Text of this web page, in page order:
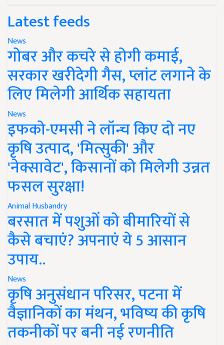
Latest feeds
News
गोबर और कचरे से होगी कमाई,
सरकार खरीदेगी गैस, प्लांट लगाने के
लिए मिलेगी आर्थिक सहायता
News
इफको-एमसी ने लॉन्च किए दो नए
कृषि उत्पाद, 'मित्सुकी' और
'नेक्सावेट', किसानों को मिलेगी उन्नत
फसल सुरक्षा!
Animal Husbandry
बरसात में पशुओं को बीमारियों से
कैसे बचाएं? अपनाएं ये 5 आसान
उपाय..
News
कृषि अनुसंधान परिसर, पटना में
वैज्ञानिकों का मंथन, भविष्य की कृषि
तकनीकों पर बनी नई रणनीति